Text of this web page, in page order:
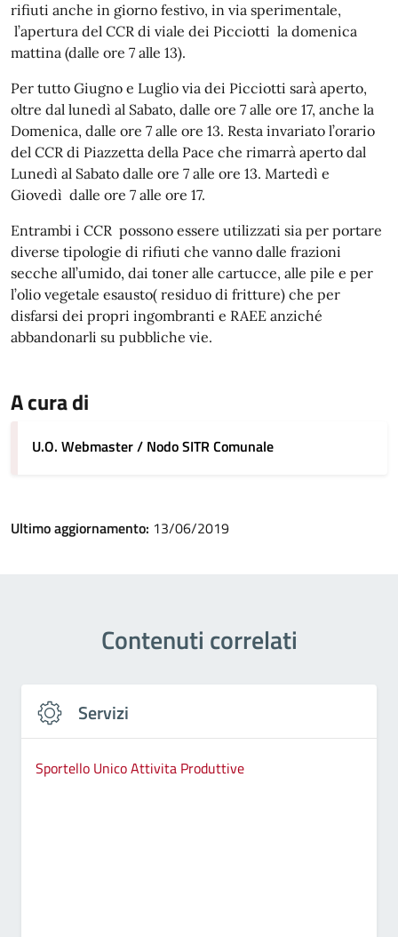
rifiuti anche in giorno festivo, in via sperimentale,
l’apertura del CCR di viale dei Picciotti la domenica
mattina (dalle ore 7 alle 13).
Per tutto Giugno e Luglio via dei Picciotti sarà aperto,
oltre dal lunedì al Sabato, dalle ore 7 alle ore 17, anche la
Domenica, dalle ore 7 alle ore 13. Resta invariato l’orario
del CCR di Piazzetta della Pace che rimarrà aperto dal
Lunedì al Sabato dalle ore 7 alle ore 13. Martedì e
Giovedì dalle ore 7 alle ore 17.
Entrambi i CCR possono essere utilizzati sia per portare
diverse tipologie di rifiuti che vanno dalle frazioni
secche all’umido, dai toner alle cartucce, alle pile e per
l’olio vegetale esausto( residuo di fritture) che per
disfarsi dei propri ingombranti e RAEE anziché
abbandonarli su pubbliche vie.
A cura di
U.O. Webmaster / Nodo SITR Comunale
Ultimo aggiornamento: 13/06/2019
Contenuti correlati
Servizi
Sportello Unico Attivita Produttive